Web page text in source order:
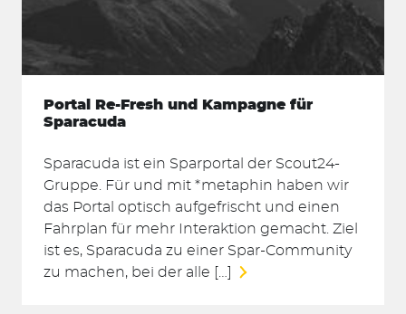
Portal Re-Fresh und Kampagne für
Sparacuda
Sparacuda ist ein Sparportal der Scout24-
Gruppe. Für und mit *metaphin haben wir
das Portal optisch aufgefrischt und einen
Fahrplan für mehr Interaktion gemacht. Ziel
ist es, Sparacuda zu einer Spar-Community
zu machen, bei der alle […]